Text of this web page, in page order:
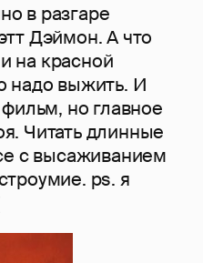
в разгаре
Дэймон. А что
на красной
надо выжить. И
но главное
Читать длинные
с высаживанием
ps. я